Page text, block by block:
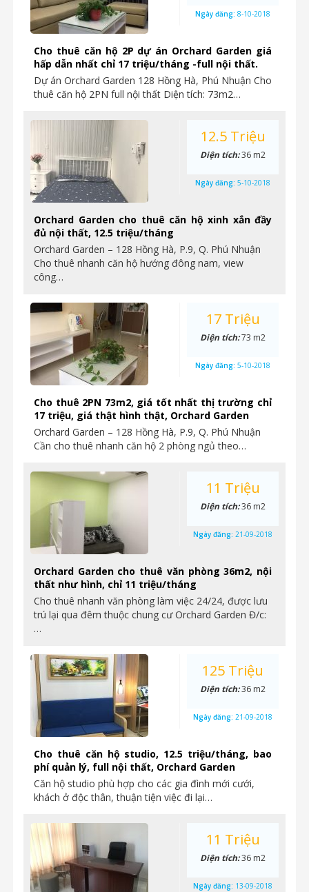
Cho thuê căn hộ 2P dự án Orchard Garden giá
hấp dẫn nhất chỉ 17 triệu/tháng -full nội thất.
Dự án Orchard Garden 128 Hồng Hà, Phú Nhuận Cho
thuê căn hộ 2PN full nội thất Diện tích: 73m2…
Ngày đăng: 8-10-2018
Orchard Garden cho thuê căn hộ xinh xắn đầy
đủ nội thất, 12.5 triệu/tháng
Orchard Garden – 128 Hồng Hà, P.9, Q. Phú Nhuận
Cho thuê nhanh căn hộ hướng đông nam, view
công…
12.5 Triệu
Diện tích:36 m2
Ngày đăng: 5-10-2018
Cho thuê 2PN 73m2, giá tốt nhất thị trường chỉ
17 triệu, giá thật hình thật, Orchard Garden
Orchard Garden – 128 Hồng Hà, P.9, Q. Phú Nhuận
Cần cho thuê nhanh căn hộ 2 phòng ngủ theo…
17 Triệu
Diện tích:73 m2
Ngày đăng: 5-10-2018
Orchard Garden cho thuê văn phòng 36m2, nội
thất như hình, chỉ 11 triệu/tháng
Cho thuê nhanh văn phòng làm việc 24/24, được lưu
trú lại qua đêm thuộc chung cư Orchard Garden Đ/c:
…
11 Triệu
Diện tích:36 m2
Ngày đăng: 21-09-2018
Cho thuê căn hộ studio, 12.5 triệu/tháng, bao
phí quản lý, full nội thất, Orchard Garden
Căn hộ studio phù hợp cho các gia đình mới cưới,
khách ở độc thân, thuận tiện việc đi lại…
125 Triệu
Diện tích:36 m2
Ngày đăng: 21-09-2018
11 Triệu
Diện tích:36 m2
Ngày đăng: 13-09-2018